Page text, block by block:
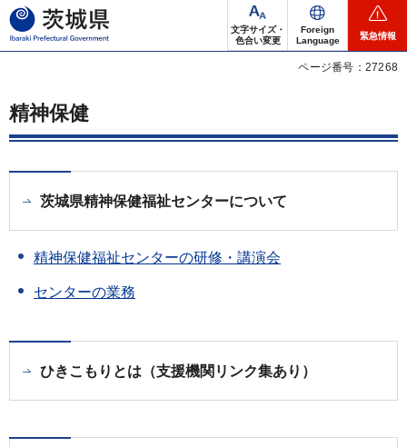
茨城県
文字サイズ・
色合い変更
Foreign
Language
緊急情報
ページ番号：27268
精神保健
茨城県精神保健福祉センターについて
精神保健福祉センターの研修・講演会
センターの業務
ひきこもりとは（支援機関リンク集あり）